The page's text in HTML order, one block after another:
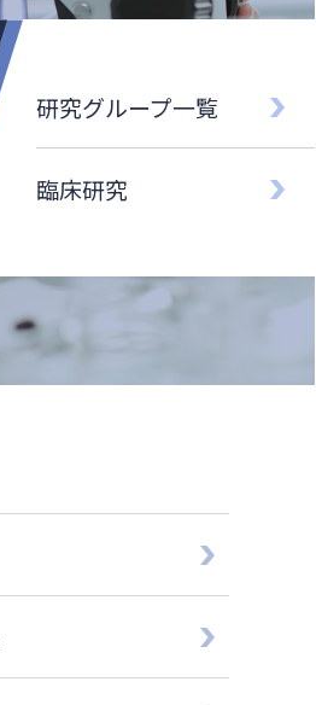
研究グループ一覧
臨床研究